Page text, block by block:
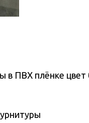
в ПВХ плёнке